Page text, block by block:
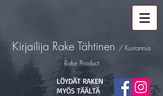
Kirjailija Rake Tähtinen / Kustannus
Rake Product
LÖYDÄT RAKEN
MYÖS TÄÄLTÄ